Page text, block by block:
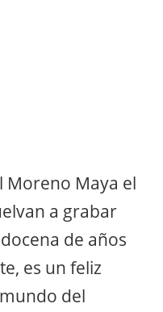
Moreno Maya el
a grabar
de años
es un feliz
del